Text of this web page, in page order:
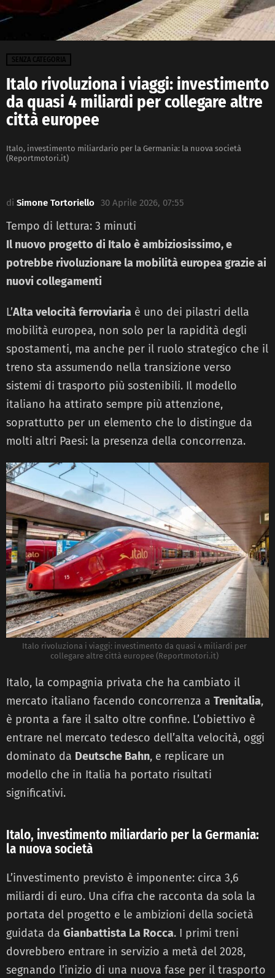
SENZA CATEGORIA
Italo rivoluziona i viaggi: investimento
da quasi 4 miliardi per collegare altre
città europee
Italo, investimento miliardario per la Germania: la nuova società
(Reportmotori.it)
di Simone Tortoriello 30 Aprile 2026, 07:55
Tempo di lettura: 3 minuti
Il nuovo progetto di Italo è ambiziosissimo, e
potrebbe rivoluzionare la mobilità europea grazie ai
nuovi collegamenti
L’Alta velocità ferroviaria è uno dei pilastri della
mobilità europea, non solo per la rapidità degli
spostamenti, ma anche per il ruolo strategico che il
treno sta assumendo nella transizione verso
sistemi di trasporto più sostenibili. Il modello
italiano ha attirato sempre più attenzione,
soprattutto per un elemento che lo distingue da
molti altri Paesi: la presenza della concorrenza.
Italo rivoluziona i viaggi: investimento da quasi 4 miliardi per
collegare altre città europee (Reportmotori.it)
Italo, la compagnia privata che ha cambiato il
mercato italiano facendo concorrenza a Trenitalia,
è pronta a fare il salto oltre confine. L’obiettivo è
entrare nel mercato tedesco dell’alta velocità, oggi
dominato da Deutsche Bahn, e replicare un
modello che in Italia ha portato risultati
significativi.
Italo, investimento miliardario per la Germania:
la nuova società
L’investimento previsto è imponente: circa 3,6
miliardi di euro. Una cifra che racconta da sola la
portata del progetto e le ambizioni della società
guidata da Gianbattista La Rocca. I primi treni
dovrebbero entrare in servizio a metà del 2028,
segnando l’inizio di una nuova fase per il trasporto